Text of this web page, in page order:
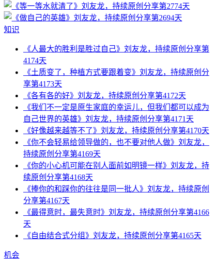
知识
《人最大的胜利是胜过自己》刘友龙，持续原创分享第
4174天
《土质变了，种植方式要跟着变》刘友龙，持续原创分
享第4173天
《各有各的好》刘友龙，持续原创分享第4172天
《我们不一定是原生家庭的幸运儿，但我们都可以成为
自己世界的英雄》刘友龙，持续原创分享第4171天
《好像越来越等不了》刘友龙，持续原创分享第4170天
《你不会轻易给领导做的，也不要对他人做》刘友龙，
持续原创分享第4169天
《你的小心机可能在别人面前如明镜一样》刘友龙，持
续原创分享第4168天
《捧你的和踩你的往往是同一批人》刘友龙，持续原创
分享第4167天
《最得意时，最失意时》刘友龙，持续原创分享第4166
天
《自由结合式分组》刘友龙，持续原创分享第4165天
机会